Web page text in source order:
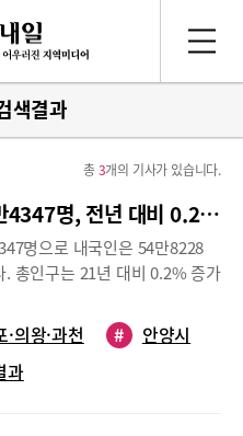
색결과
총3개의 기사가 있습니다.
2022년 안양시 총인구 55만4347명, 전년 대비 0.2% 증가
명으로 내국인은 54만8228
총인구는 21년 대비 0.2% 증가
는 74만6000원을 지출한 것
러한 내용을 담은 <2023년
했다.2023년 제9회 안양시 사
·의왕·과천 #
안양시
과